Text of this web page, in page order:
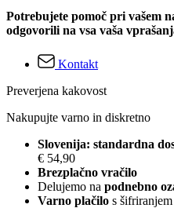
Potrebujete pomoč pri vašem
odgovorili na vsa vaša
Kontakt
Preverjena kakovost
Nakupujte varno in diskretno
Slovenija: standardna
€ 54,90
Brezplačno vračilo
Delujemo na podnebno
Varno plačilo s